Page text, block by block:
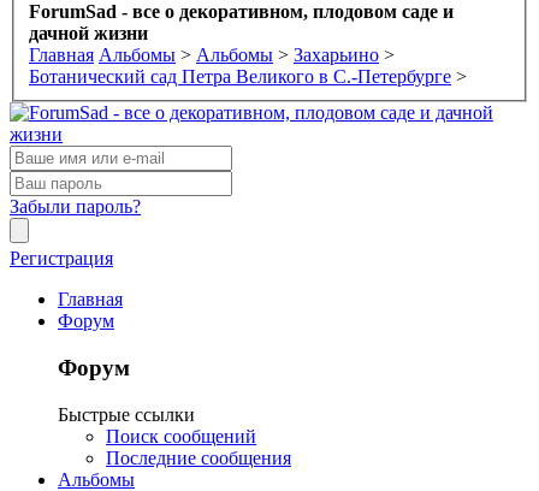
ForumSad - все о декоративном, плодовом саде и
дачной жизни
Главная Альбомы > Альбомы > Захарьино >
Ботанический сад Петра Великого в С.-Петербурге >
Забыли пароль?
Регистрация
Главная
Форум
Форум
Быстрые ссылки
Поиск сообщений
Последние сообщения
Альбомы